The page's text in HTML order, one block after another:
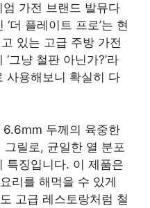
가전 브랜드 발뮤다
더 플레이트 프로’는 현
있는 고급 주방 가전
그냥 철판 아닌가?’라
사용해보니 확실히 다
6.6mm 두께의 육중한
릴로, 균일한 열 분포
특징입니다. 이 제품은
리를 해먹을 수 있게
고급 레스토랑처럼 철